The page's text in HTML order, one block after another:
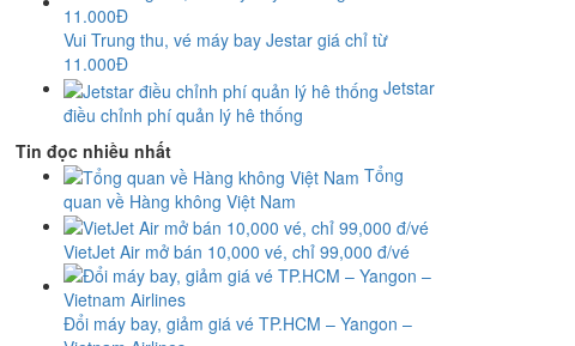
Vui Trung thu, vé máy bay Jestar giá chỉ từ
11.000Đ
Jetstar
điều chỉnh phí quản lý hê thống
Tin đọc nhiều nhất
Tổng
quan về Hàng không Việt Nam
VietJet Air mở bán 10,000 vé, chỉ 99,000 đ/vé
Đổi máy bay, giảm giá vé TP.HCM – Yangon –